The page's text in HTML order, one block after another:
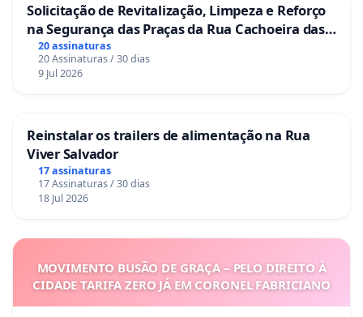
Solicitação de Revitalização, Limpeza e Reforço
na Segurança das Praças da Rua Cachoeira das
Sete Ilhas
20 assinaturas
20 Assinaturas / 30 dias
9 Jul 2026
Reinstalar os trailers de alimentação na Rua
Viver Salvador
17 assinaturas
17 Assinaturas / 30 dias
18 Jul 2026
MOVIMENTO BUSÃO DE GRAÇA – PELO DIREITO À
CIDADE TARIFA ZERO JÁ EM CORONEL FABRICIANO